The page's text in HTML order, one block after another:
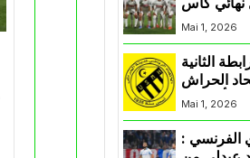
: الزمالك
أمام
Mai 1, 2026
الثانية
الحراش
التأهل إلى
Mai 1, 2026
الفرنسي :